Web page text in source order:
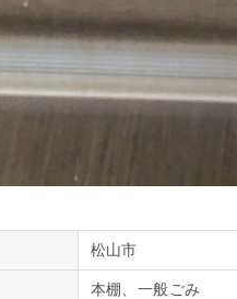
松山市
本棚、一般ごみ